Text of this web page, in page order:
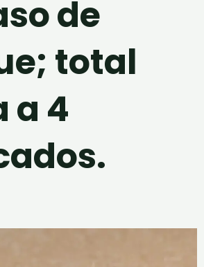
de
total
a 4